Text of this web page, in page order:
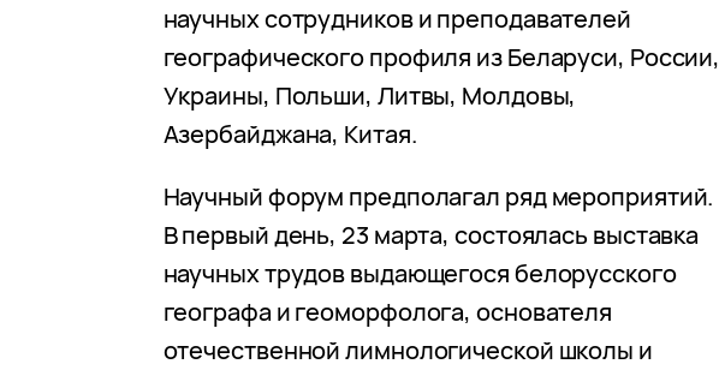
научных сотрудников и преподавателей
географического профиля из Беларуси, России,
Украины, Польши, Литвы, Молдовы,
Азербайджана, Китая.
Научный форум предполагал ряд мероприятий.
В первый день, 23 марта, состоялась выставка
научных трудов выдающегося белорусского
географа и геоморфолога, основателя
отечественной лимнологической школы и